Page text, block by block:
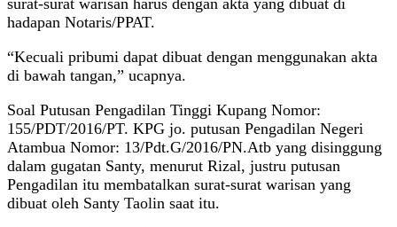
hadapan Notaris/PPAT.
“Kecuali pribumi dapat dibuat dengan menggunakan akta
di bawah tangan,” ucapnya.
Soal Putusan Pengadilan Tinggi Kupang Nomor:
155/PDT/2016/PT. KPG jo. putusan Pengadilan Negeri
Atambua Nomor: 13/Pdt.G/2016/PN.Atb yang disinggung
dalam gugatan Santy, menurut Rizal, justru putusan
Pengadilan itu membatalkan surat-surat warisan yang
dibuat oleh Santy Taolin saat itu.